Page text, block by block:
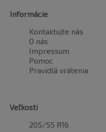
Informácie
Kontaktujte nás
O nás
Impressum
Pomoc
Pravidlá vrátenia
Veľkosti
205/55 R16